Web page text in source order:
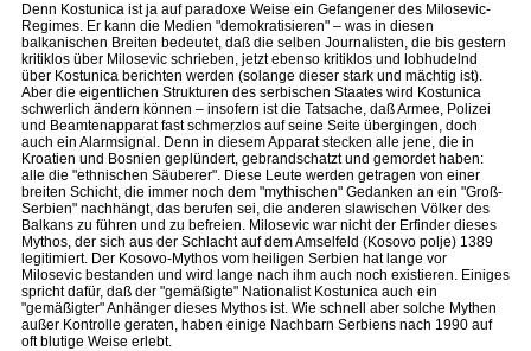
Denn Kostunica ist ja auf paradoxe Weise ein Gefangener des Milosevic-
Regimes. Er kann die Medien "demokratisieren" – was in diesen
balkanischen Breiten bedeutet, daß die selben Journalisten, die bis gestern
kritiklos über Milosevic schrieben, jetzt ebenso kritiklos und lobhudelnd
über Kostunica berichten werden (solange dieser stark und mächtig ist).
Aber die eigentlichen Strukturen des serbischen Staates wird Kostunica
schwerlich ändern können – insofern ist die Tatsache, daß Armee, Polizei
und Beamtenapparat fast schmerzlos auf seine Seite übergingen, doch
auch ein Alarmsignal. Denn in diesem Apparat stecken alle jene, die in
Kroatien und Bosnien geplündert, gebrandschatzt und gemordet haben:
alle die "ethnischen Säuberer". Diese Leute werden getragen von einer
breiten Schicht, die immer noch dem "mythischen" Gedanken an ein "Groß-
Serbien" nachhängt, das berufen sei, die anderen slawischen Völker des
Balkans zu führen und zu befreien. Milosevic war nicht der Erfinder dieses
Mythos, der sich aus der Schlacht auf dem Amselfeld (Kosovo polje) 1389
legitimiert. Der Kosovo-Mythos vom heiligen Serbien hat lange vor
Milosevic bestanden und wird lange nach ihm auch noch existieren. Einiges
spricht dafür, daß der "gemäßigte" Nationalist Kostunica auch ein
"gemäßigter" Anhänger dieses Mythos ist. Wie schnell aber solche Mythen
außer Kontrolle geraten, haben einige Nachbarn Serbiens nach 1990 auf
oft blutige Weise erlebt.